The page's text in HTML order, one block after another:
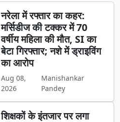
नरेला में रफ्तार का कहर:
मर्सिडीज की टक्कर में 70
वर्षीय महिला की मौत, SI का
बेटा गिरफ्तार; नशे में ड्राइविंग
का आरोप
Aug 08,
2026
Manishankar
Pandey
शिक्षकों के इंतजार पर लगा